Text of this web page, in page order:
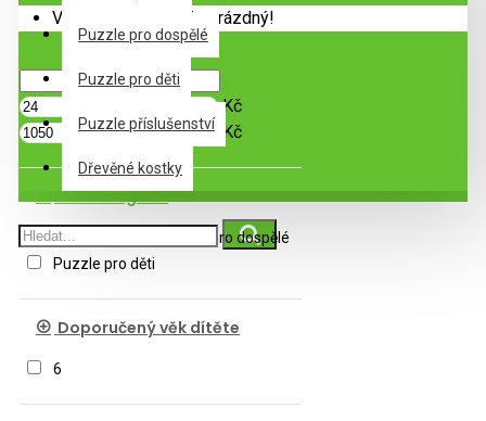
Puzzle pro dospělé
Puzzle pro děti
Puzzle příslušenství
Dřevěné kostky
Váš nákupní košík je prázdný!
Cena
Kč
Kč
Podkategorie
Výprodej
Puzzle pro dospělé
Puzzle pro děti
Doporučený věk dítěte
6